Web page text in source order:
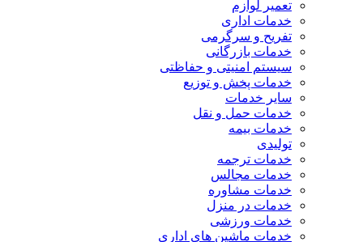
تعمیر لوازم
خدمات اداری
تفریح و سرگرمی
خدمات بازرگانی
سیستم امنیتی و حفاظتی
خدمات پخش و توزیع
سایر خدمات
خدمات حمل و نقل
خدمات بیمه
تولیدی
خدمات ترجمه
خدمات مجالس
خدمات مشاوره
خدمات در منزل
خدمات ورزشی
خدمات ماشین های اداری